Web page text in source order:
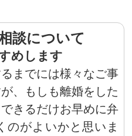
談について
めします
までには様々なご事
、もしも離婚をした
きるだけお早めに弁
のがよいかと思いま